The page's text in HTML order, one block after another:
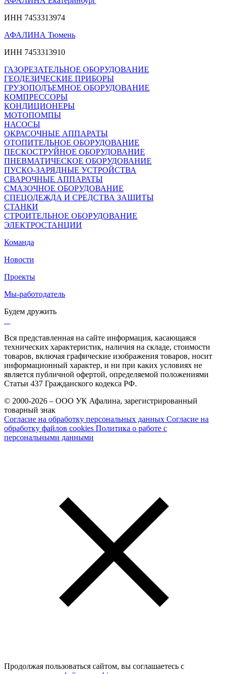
ИНН 7453313974
АФАЛИНА Тюмень
ИНН 7453313910
ГАЗОРЕЗАТЕЛЬНОЕ ОБОРУДОВАНИЕ
ГЕОДЕЗИЧЕСКИЕ ПРИБОРЫ
ГРУЗОПОДЪЕМНОЕ ОБОРУДОВАНИЕ
КОМПРЕССОРЫ
КОНДИЦИОНЕРЫ
МОТОПОМПЫ
НАСОСЫ
ОКРАСОЧНЫЕ АППАРАТЫ
ОТОПИТЕЛЬНОЕ ОБОРУДОВАНИЕ
ПЕСКОСТРУЙНОЕ ОБОРУДОВАНИЕ
ПНЕВМАТИЧЕСКОЕ ОБОРУДОВАНИЕ
ПУСКО-ЗАРЯДНЫЕ УСТРОЙСТВА
СВАРОЧНЫЕ АППАРАТЫ
СМАЗОЧНОЕ ОБОРУДОВАНИЕ
СПЕЦОДЕЖДА И СРЕДСТВА ЗАЩИТЫ
СТАНКИ
СТРОИТЕЛЬНОЕ ОБОРУДОВАНИЕ
ЭЛЕКТРОСТАНЦИИ
Команда
Новости
Проекты
Мы-работодатель
Будем дружить
Вся представленная на сайте информация, касающаяся
технических характеристик, наличия на складе, стоимости
товаров, включая графические изображения товаров, носит
информационный характер, и ни при каких условиях не
является публичной офертой, определяемой положениями
Статьи 437 Гражданского кодекса РФ.
© 2000-2026 – ООО УК Афалина, зарегистрированный
товарный знак
Согласие на обработку персональных данных Согласие на
обработку файлов cookies Политика о работе с
персональными данными
Продолжая пользоваться сайтом, вы соглашаетесь с